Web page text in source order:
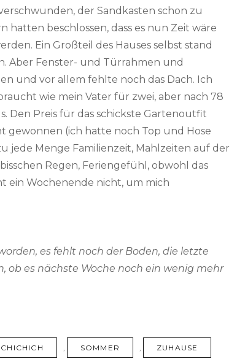
der Sandkasten schon zu
beschlossen, dass es nun Zeit wäre
Ein Großteil des Hauses selbst stand
Aber Fenster- und Türrahmen und
und vor allem fehlte noch das Dach. Ich
wie mein Vater für zwei, aber nach 78
Den Preis für das schickste Gartenoutfit
gewonnen (ich hatte noch Top und Hose
jede Menge Familienzeit, Mahlzeiten auf der
Regen, Feriengefühl, obwohl das
ein Wochenende nicht, um mich
es fehlt noch der Boden, die letzte
ob es nächste Woche noch ein wenig mehr
SOMMER ZUHAUSE